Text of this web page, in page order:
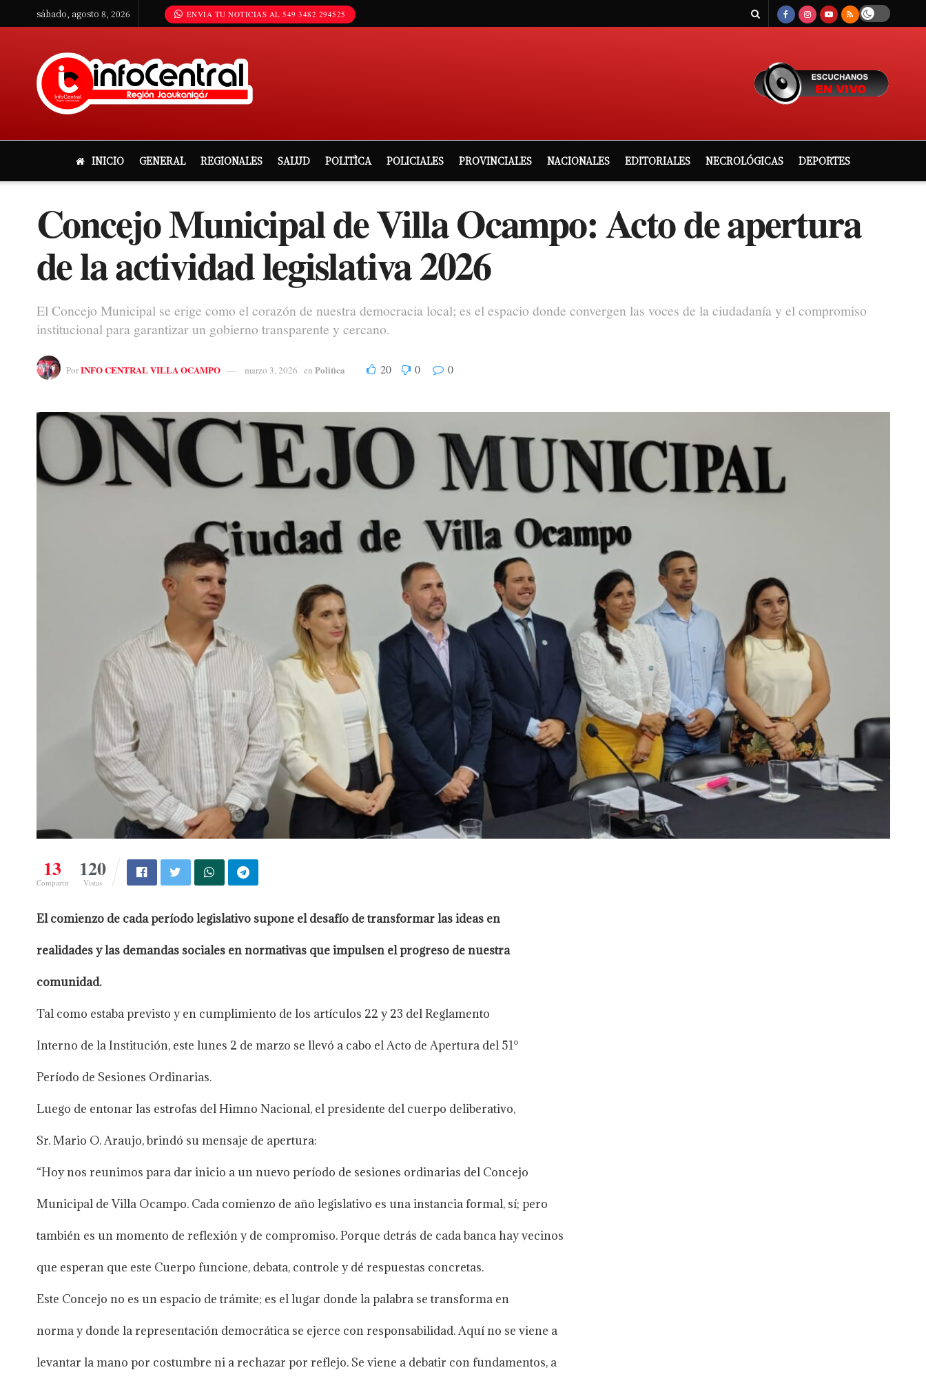
sábado, agosto 8, 2026 ENVIA TU NOTICIAS AL 549 3482 294525
INICIO GENERAL REGIONALES SALUD POLITÌCA POLICIALES PROVINCIALES NACIONALES EDITORIALES NECROLÓGICAS DEPORTES
Concejo Municipal de Villa Ocampo: Acto de apertura
de la actividad legislativa 2026
El Concejo Municipal se erige como el corazón de nuestra democracia local; es el espacio donde convergen las voces de la ciudadanía y el compromiso
institucional para garantizar un gobierno transparente y cercano.
PorINFO CENTRAL VILLA OCAMPO marzo 3, 2026 en Politìca 20 0 0
13
Compartir
120
Vistas
El comienzo de cada período legislativo supone el desafío de transformar las ideas en
realidades y las demandas sociales en normativas que impulsen el progreso de nuestra
comunidad.
Tal como estaba previsto y en cumplimiento de los artículos 22 y 23 del Reglamento
Interno de la Institución, este lunes 2 de marzo se llevó a cabo el Acto de Apertura del 51°
Período de Sesiones Ordinarias.
Luego de entonar las estrofas del Himno Nacional, el presidente del cuerpo deliberativo,
Sr. Mario O. Araujo, brindó su mensaje de apertura:
“Hoy nos reunimos para dar inicio a un nuevo período de sesiones ordinarias del Concejo
Municipal de Villa Ocampo. Cada comienzo de año legislativo es una instancia formal, sí; pero
también es un momento de reflexión y de compromiso. Porque detrás de cada banca hay vecinos
que esperan que este Cuerpo funcione, debata, controle y dé respuestas concretas.
Este Concejo no es un espacio de trámite; es el lugar donde la palabra se transforma en
norma y donde la representación democrática se ejerce con responsabilidad. Aquí no se viene a
levantar la mano por costumbre ni a rechazar por reflejo. Se viene a debatir con fundamentos, a